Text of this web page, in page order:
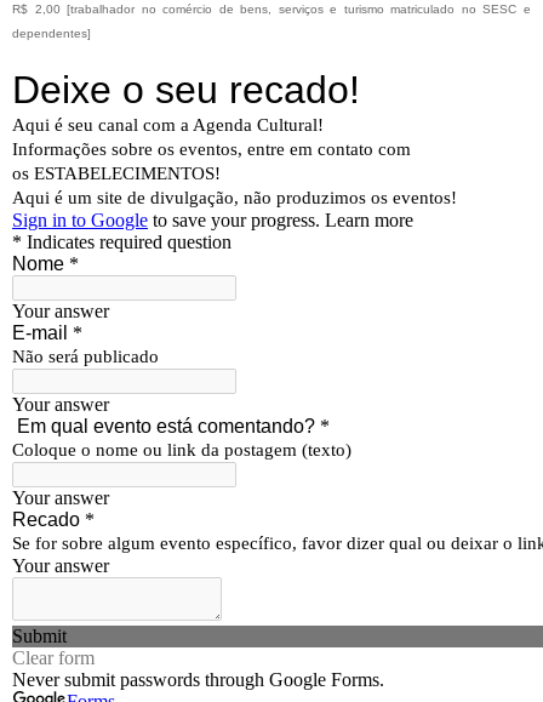
R$ 2,00 [trabalhador no comércio de bens, serviços e turismo matriculado no SESC e
dependentes]